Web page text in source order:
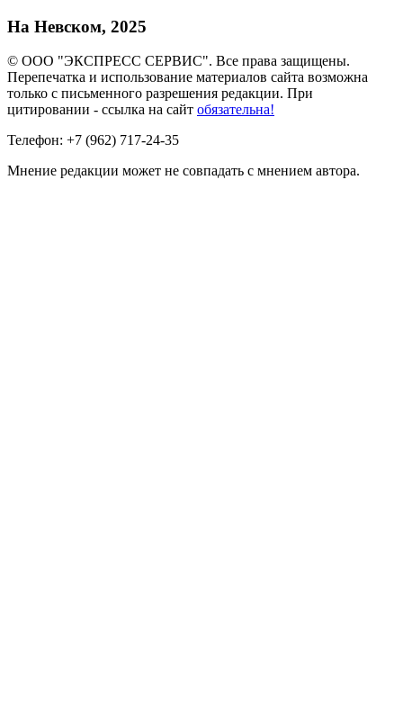
На Невском, 2025
© ООО "ЭКСПРЕСС СЕРВИС". Все права защищены.
Перепечатка и использование материалов сайта возможна
только с письменного разрешения редакции. При
цитировании - ссылка на сайт обязательна!
Телефон: +7 (962) 717-24-35
Мнение редакции может не совпадать с мнением автора.